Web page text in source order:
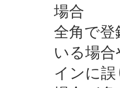
場合
全角で
いる場
インに